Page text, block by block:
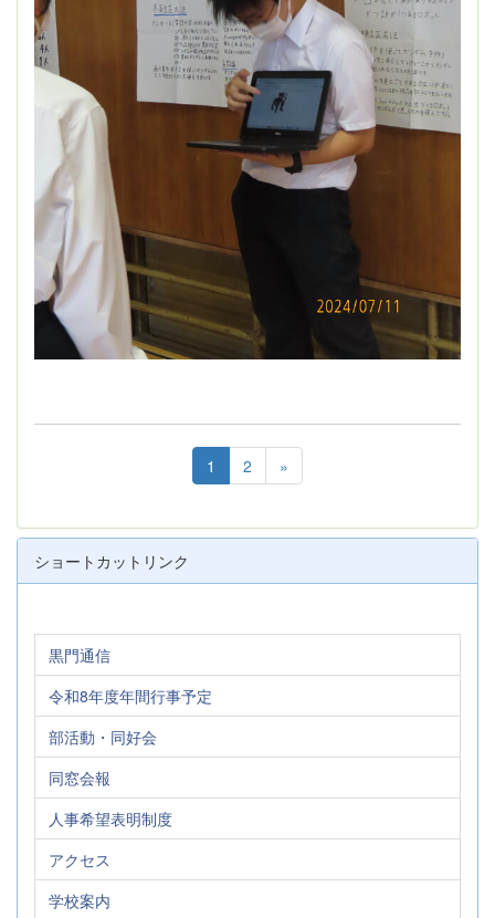
1 2 »
ショートカットリンク
黒門通信
令和8年度年間行事予定
部活動・同好会
同窓会報
人事希望表明制度
アクセス
学校案内